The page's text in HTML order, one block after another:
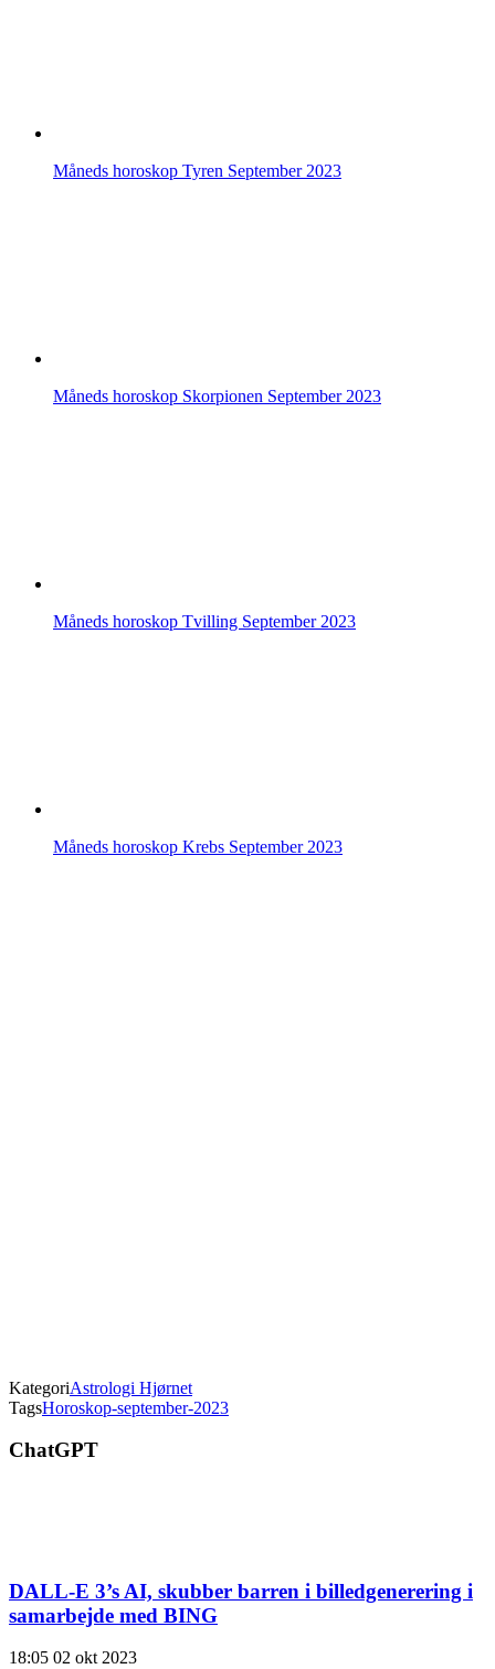
Måneds horoskop Tyren September 2023
Måneds horoskop Skorpionen September 2023
Måneds horoskop Tvilling September 2023
Måneds horoskop Krebs September 2023
KategoriAstrologi Hjørnet
TagsHoroskop-september-2023
ChatGPT
DALL-E 3’s AI, skubber barren i billedgenerering i
samarbejde med BING
18:05 02 okt 2023